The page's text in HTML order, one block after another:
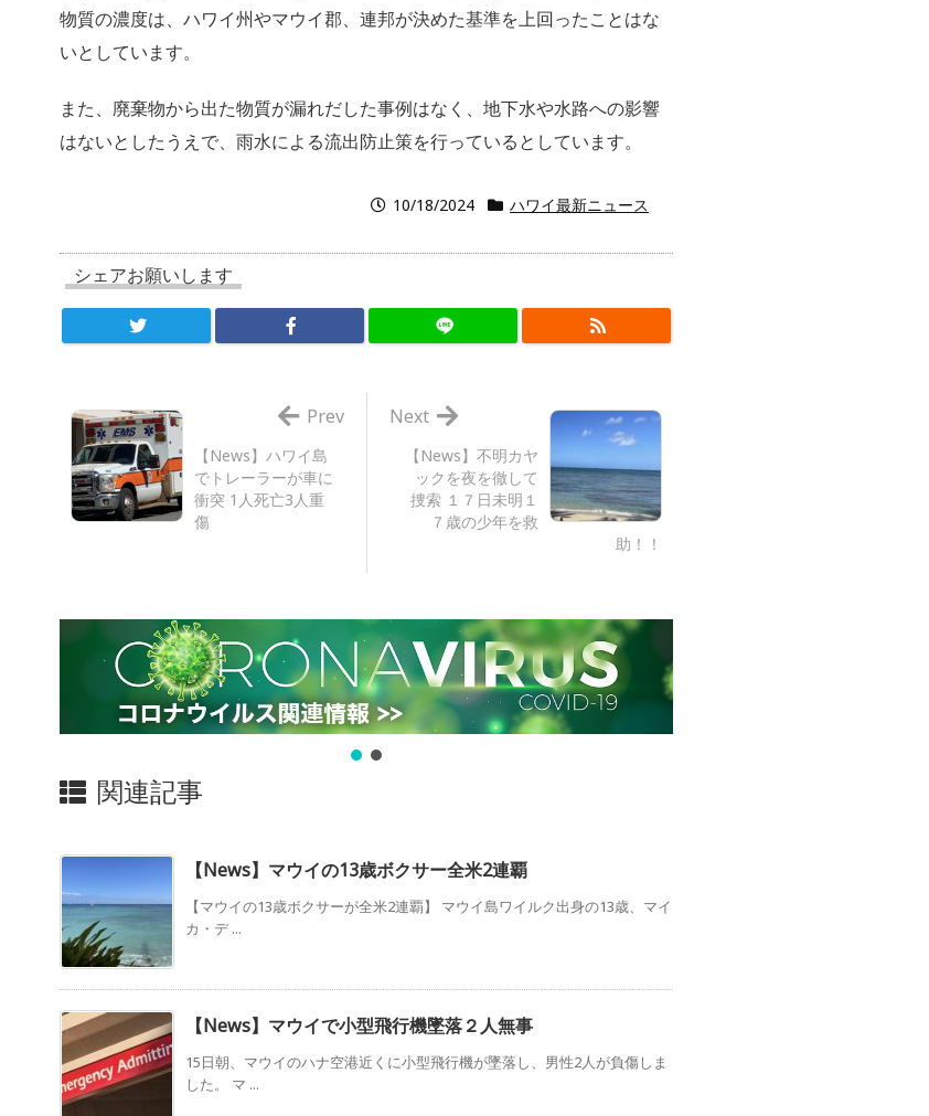
物質の濃度は、ハワイ州やマウイ郡、連邦が決めた基準を上回ったことはな
いとしています。
また、廃棄物から出た物質が漏れだした事例はなく、地下水や水路への影響
はないとしたうえで、雨水による流出防止策を行っているとしています。
10/18/2024 ハワイ最新ニュース
シェアお願いします
【News】不明カヤ
ックを夜を徹して
捜索 １７日未明１
７歳の少年を救
助！！
Next
【News】ハワイ島
でトレーラーが車に
衝突 1人死亡3人重
傷
Prev
関連記事
【News】マウイの13歳ボクサー全米2連覇
【マウイの13歳ボクサーが全米2連覇】 マウイ島ワイルク出身の13歳、マイ
カ・デ ...
【News】マウイで小型飛行機墜落２人無事
15日朝、マウイのハナ空港近くに小型飛行機が墜落し、男性2人が負傷しま
した。 マ ...